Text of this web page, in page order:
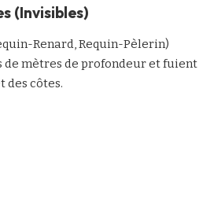
(Invisibles)
Renard, Requin-Pèlerin)
de mètres de profondeur et fuient
des côtes.